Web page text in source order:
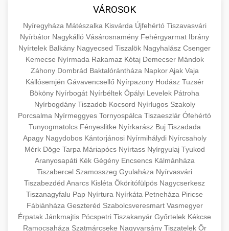
minőségi backlink szolgáltatás
közgazdaságtanban és az üzleti életben.
Ismerje meg a terméktípusokat és szolgáltatási
kategóriákat.
en.wikipedia.org gazdasági koncepciók
Információk az EU finanszírozási
lehetőségeiről, pályázatokról és pénzügyi
támogatási programokról. Maradjon tájékozott
a vállalkozások és projektek számára elérhető
forrásokról.
kozter.com - EU-s pénzek
EU pályázati programok
🚀 7. SEO Ügynökség +
Szakértő keresőmotor-optimalizálási
szolgáltatások webhelye láthatóságának és
organikus forgalmának javításához. Technikai
SEO, tartalom optimalizálás és még sok más.
onlinemarketing101.biz
keresési optimalizálási szakértők
💎 8. Mellplasztika +
Professzionális mellnagyobbítási szolgáltatások
tapasztalt sebészekkel. Tudjon meg többet az
eljárásokról, a gyógyulásról és a konzultációs
lehetőségekről az esztétikai fejlesztéshez.
szeptest.com kozmetikai mellsebészet
✨ 9. Hasplasztika +
Szakértő hasplasztikai eljárások laposabb,
feszesebb has eléréséhez. Konzultáció
minősített plasztikai sebészekkel és átfogó
utókezeléssel.
szeptest.com has kontúrozó műtét
👁️ 10. Szemhéjplasztika +
Professzionális blefaroplasztikai eljárások
megjelenése frissítéséhez. Felső és alsó
szemhéjműtét tapasztalt kozmetikai
sebészekkel.
📈 11. Paciensek Számának
150%-os Növelése
+
VÁROSOK
Nyíregyháza Mátészalka Kisvárda Újfehértó Tiszavasvári
Nyírbátor Nagykálló Vásárosnamény Fehérgyarmat Ibrány
Nyírtelek Balkány Nagyecsed Tiszalök Nagyhalász Csenger
Kemecse Nyírmada Rakamaz Kótaj Demecser Mándok
Záhony Dombrád Baktalórántháza NapkorAjak Vaja
Kállósemjén Gávavencsellő Nyírpazony Hodász Tuzsér
Bököny Nyírbogát Nyírbéltek Ópályi Levelek Pátroha
Nyírbogdány Tiszadob Kocsord Nyírlugos Szakoly
Porcsalma Nyírmeggyes Tornyospálca Tiszaeszlár Ófehértó
Tunyogmatolcs Fényeslitke Nyírkarász Buj Tiszadada
Apagy Nagydobos Kántorjánosi Nyírmihálydi Nyírcsaholy
Mérk Döge Tarpa Máriapócs Nyírtass Nyírgyulaj Tyukod
Aranyosapáti Kék Gégény Encsencs Kálmánháza
Tiszabercel Szamosszeg Gyulaháza Nyírvasvári
Tiszabezdéd Anarcs Kisléta Ököritófülpös Nagycserkesz
Tiszanagyfalu Pap Nyírtura Nyírkáta Petneháza Piricse
Fábiánháza Geszteréd Szabolcsveresmart Vasmegyer
Érpatak Jánkmajtis Pócspetri Tiszakanyár Győrtelek Kékcse
Ramocsaháza Szatmárcseke Nagyvarsány Tiszatelek Őr